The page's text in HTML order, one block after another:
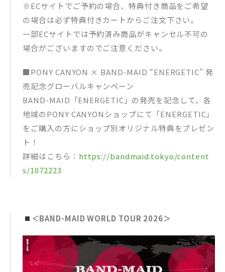
※ECサイトでご予約の場合、特典付き商品をご希望
の場合は必ず特典付きカートからご注文下さい。
一部ECサイトでは予約済み商品がキャンセル不可の
場合がございますのでご注意ください。
■PONY CANYON × BAND-MAID “ENERGETIC” 発
売記念グローバルキャンペーン
BAND-MAID「ENERGETIC」の発売を記念して、各
地域のPONY CANYONショップにて「ENERGETIC」
をご購入の方にショップ別オリジナル特典をプレゼン
ト！
詳細はこちら： https://bandmaid.tokyo/content
s/1072223
＜BAND-MAID WORLD TOUR 2026＞